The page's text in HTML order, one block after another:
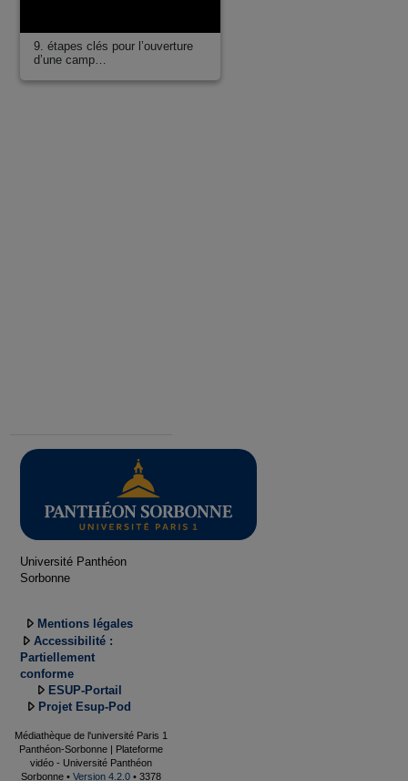
9. étapes clés pour l’ouverture
d’une camp…
Université Panthéon
Sorbonne
Mentions légales
Accessibilité :
Partiellement
conforme
ESUP-Portail
Projet Esup-Pod
Médiathèque de l'université Paris 1
Panthéon-Sorbonne | Plateforme
vidéo - Université Panthéon
Sorbonne • Version 4.2.0 • 3378